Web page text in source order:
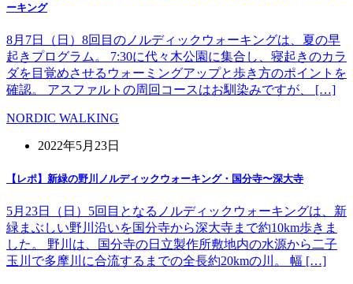
ーキング
8月7日（日）8回目のノルディックウォーキングは、夏の早
起きプログラム。 7:30に代々木公園に集合し、寝起きのカラ
ダを目覚めさせるウォーミングアップと歩き方のポイントを
確認。 アスファルトの周回コースはお馴染みですが、 […]
NORDIC WALKING
2022年5月23日
【レポ】新緑の野川ノルディックウォーキング・国分寺〜深大寺
5月23日（日）5回目となるノルディックウォーキングは、新
緑まぶしい野川沿いを国分寺から深大寺まで約10km歩きま
した。 野川は、国分寺の日立製作所敷地内の水源から二子
玉川で多摩川に合流するまでの全長約20kmの川。 幅 […]